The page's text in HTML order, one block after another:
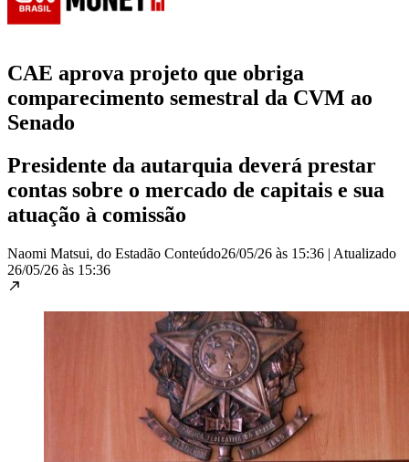
CAE aprova projeto que obriga
comparecimento semestral da CVM ao
Senado
Presidente da autarquia deverá prestar
contas sobre o mercado de capitais e sua
atuação à comissão
Naomi Matsui, do Estadão Conteúdo26/05/26 às 15:36 | Atualizado
26/05/26 às 15:36